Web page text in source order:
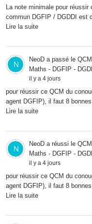
La note minimale pour
commun DGFIP / DGDDI est
Lire la suite
NeoD a passé le QCM
Maths - DGFIP -
il y a 4 jours
pour réussir ce QCM du
agent DGFIP), il faut 8
Lire la suite
NeoD a réussi le QCM
Maths - DGFIP -
il y a 4 jours
pour réussir ce QCM du
agent DGFIP), il faut 8
Lire la suite